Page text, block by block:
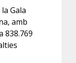
Gala
amb
838.769